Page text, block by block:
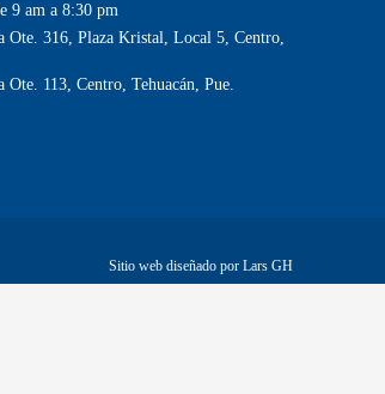
9 am a 8:30 pm
Ote. 316, Plaza Kristal, Local 5, Centro,
Ote. 113, Centro, Tehuacán, Pue.
Sitio web diseñado por Lars GH